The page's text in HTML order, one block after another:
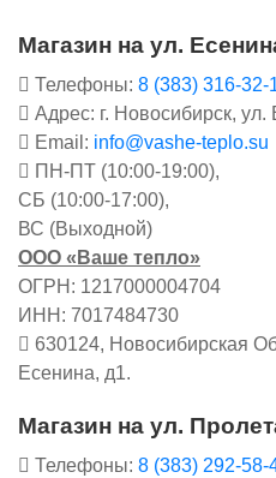
Магазин на ул.
Телефоны: 8 (383) 316-32-
Адрес: г. Новосибирск, ул.
Email: info@vashe-teplo.su
ПН-ПТ (10:00-19:00),
СБ (10:00-17:00),
ВС (Выходной)
ООО «Ваше тепло»
ОГРН: 1217000004704
ИНН: 7017484730
630124, Новосибирская
Есенина, д1.
Магазин на ул.
Телефоны: 8 (383) 292-58-